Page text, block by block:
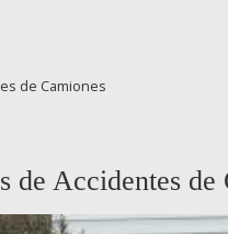
de Camiones
de Accidentes